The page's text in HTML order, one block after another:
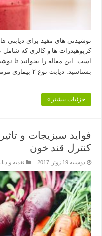
کربوهیدرات ها و کالری که
است. این مقاله را بخوانید تا
بشناسید.
…
جزئیات بیشتر »
فواید سبزیجات و
کنترل قند خون
دوشنبه 19 ژوئن 2017 تغذیه و